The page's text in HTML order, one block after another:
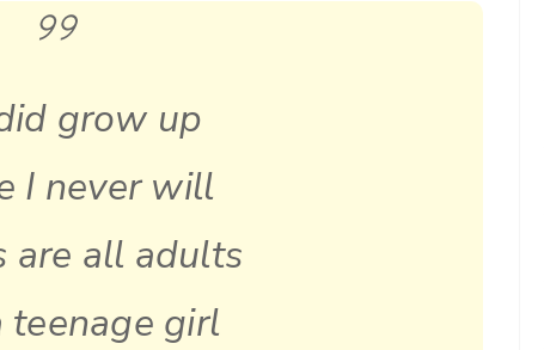
grow up
I never will
are all adults
teenage girl